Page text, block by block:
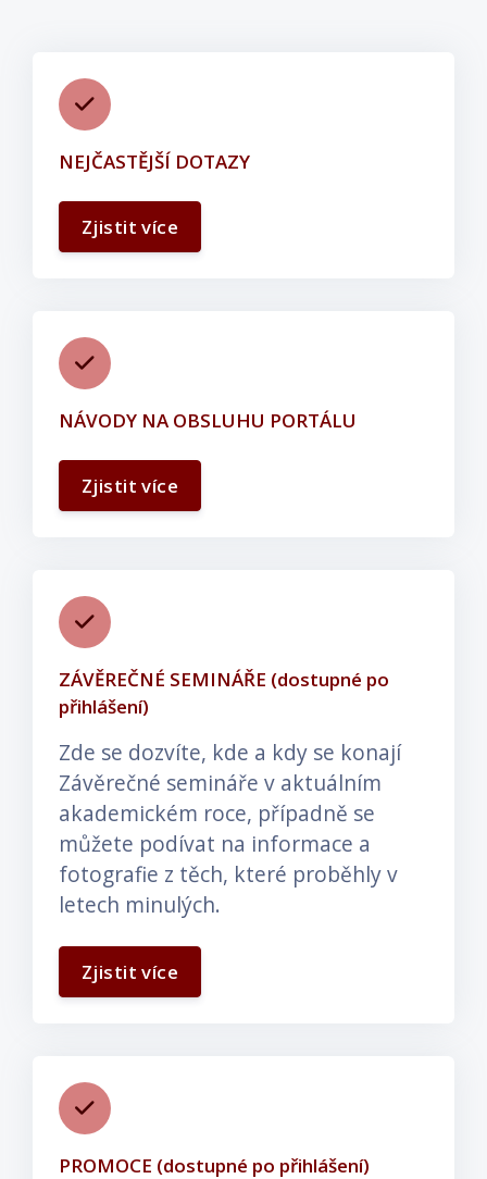
NEJČASTĚJŠÍ DOTAZY
Zjistit více
NÁVODY NA OBSLUHU PORTÁLU
Zjistit více
ZÁVĚREČNÉ SEMINÁŘE (dostupné po
přihlášení)
Zde se dozvíte, kde a kdy se konají
Závěrečné semináře v aktuálním
akademickém roce, případně se
můžete podívat na informace a
fotografie z těch, které proběhly v
letech minulých.
Zjistit více
PROMOCE (dostupné po přihlášení)